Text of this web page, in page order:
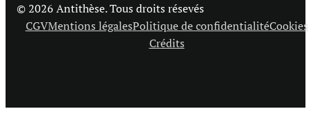
© 2026 Antithèse. Tous droits résevés
CGVMentions légalesPolitique de confidentialitéCookies
Crédits